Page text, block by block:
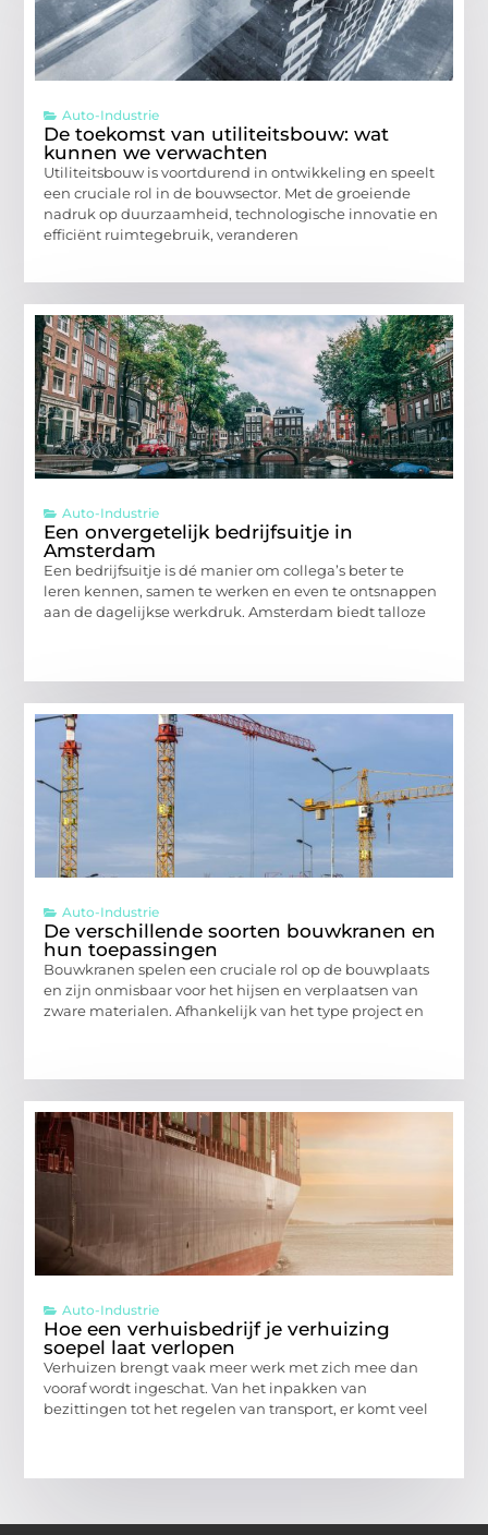
Auto-Industrie
De toekomst van utiliteitsbouw: wat
kunnen we verwachten
Utiliteitsbouw is voortdurend in ontwikkeling en speelt
een cruciale rol in de bouwsector. Met de groeiende
nadruk op duurzaamheid, technologische innovatie en
efficiënt ruimtegebruik, veranderen
Auto-Industrie
Een onvergetelijk bedrijfsuitje in
Amsterdam
Een bedrijfsuitje is dé manier om collega’s beter te
leren kennen, samen te werken en even te ontsnappen
aan de dagelijkse werkdruk. Amsterdam biedt talloze
Auto-Industrie
De verschillende soorten bouwkranen en
hun toepassingen
Bouwkranen spelen een cruciale rol op de bouwplaats
en zijn onmisbaar voor het hijsen en verplaatsen van
zware materialen. Afhankelijk van het type project en
Auto-Industrie
Hoe een verhuisbedrijf je verhuizing
soepel laat verlopen
Verhuizen brengt vaak meer werk met zich mee dan
vooraf wordt ingeschat. Van het inpakken van
bezittingen tot het regelen van transport, er komt veel